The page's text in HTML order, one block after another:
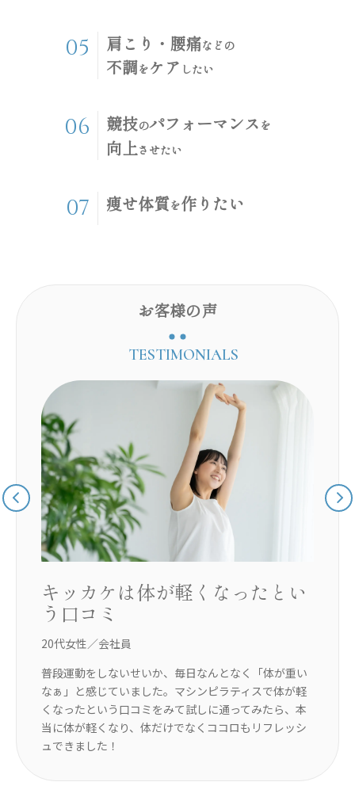
05 肩こり・腰痛などの
不調をケア したい
06 競技のパフォーマンス を
向上させたい
07 痩せ体質を作りたい
お客様の声
TESTIMONIALS
キッカケは体が軽くなったとい
う口コミ
20代女性／会社員
普段運動をしないせいか、毎日なんとなく「体が重い
なぁ」と感じていました。マシンピラティスで体が軽
くなったという口コミをみて試しに通ってみたら、本
当に体が軽くなり、体だけでなくココロもリフレッシ
ュできました！